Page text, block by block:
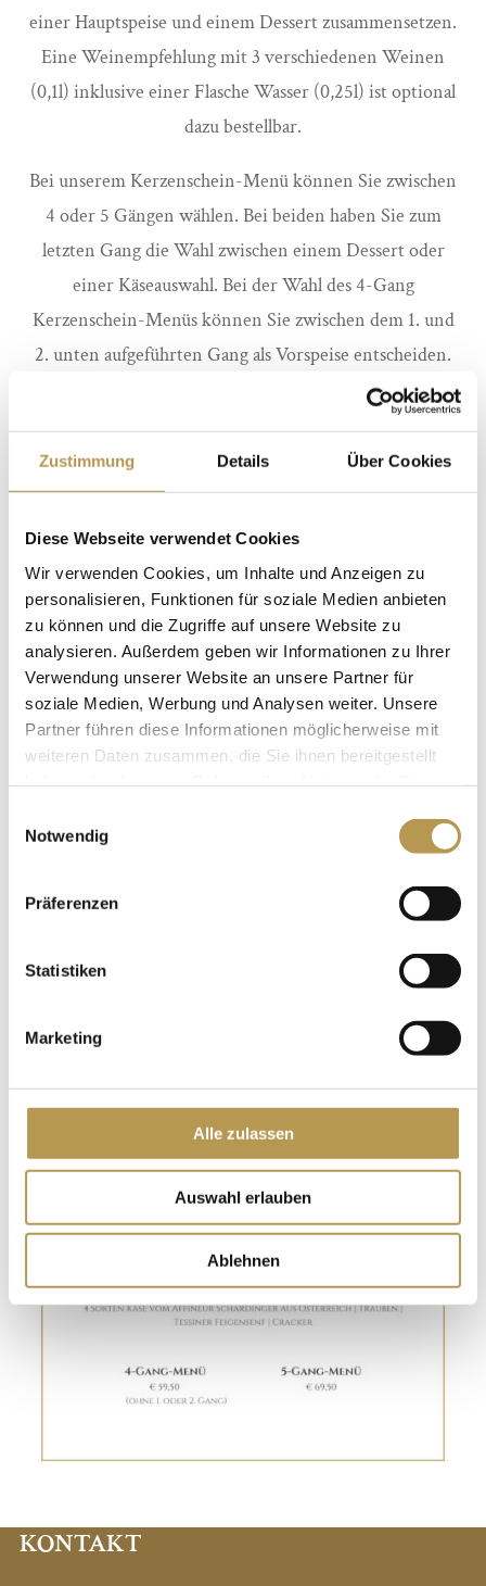
Zustimmung Details Über Cookies
Diese Webseite verwendet Cookies
Wir verwenden Cookies, um Inhalte und Anzeigen zu
personalisieren, Funktionen für soziale Medien anbieten
zu können und die Zugriffe auf unsere Website zu
analysieren. Außerdem geben wir Informationen zu Ihrer
Verwendung unserer Website an unsere Partner für
soziale Medien, Werbung und Analysen weiter. Unsere
Partner führen diese Informationen möglicherweise mit
weiteren Daten zusammen, die Sie ihnen bereitgestellt
Notwendig
Präferenzen
Statistiken
Marketing
Alle zulassen
Auswahl erlauben
Ablehnen
einer Hauptspeise und einem Dessert zusammensetzen.
Eine Weinempfehlung mit 3 verschiedenen Weinen
(0,1l) inklusive einer Flasche Wasser (0,25l) ist optional
dazu bestellbar.
Bei unserem Kerzenschein-Menü können Sie zwischen
4 oder 5 Gängen wählen. Bei beiden haben Sie zum
letzten Gang die Wahl zwischen einem Dessert oder
einer Käseauswahl. Bei der Wahl des 4-Gang
Kerzenschein-Menüs können Sie zwischen dem 1. und
2. unten aufgeführten Gang als Vorspeise entscheiden.
Auch hier lässt sich die Weinempfehlung inklusive einer
Das Durchschnittliche gibt der Welt ihren Bestand,
das Außergewöhnliche ihren Wert.
Oscar Wilde
KONTAKT